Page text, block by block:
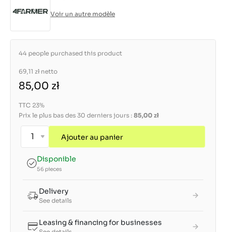
Voir un autre modèle
44 people purchased this product
69,11 zł netto
85,00 zł
TTC 23%
Prix le plus bas des 30 derniers jours : 85,00 zł
Ajouter au panier
Disponible
56 pieces
Delivery
See details
Leasing & financing for businesses